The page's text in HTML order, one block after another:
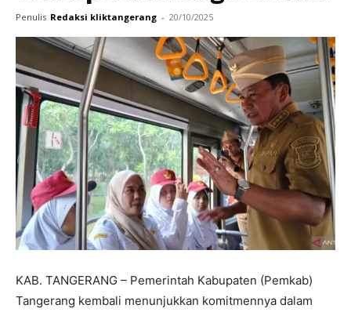
Penulis Redaksi kliktangerang - 20/10/2025
KAB. TANGERANG – Pemerintah Kabupaten (Pemkab)
Tangerang kembali menunjukkan komitmennya dalam